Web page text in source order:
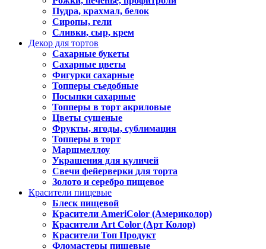
Пудра, крахмал, белок
Сиропы, гели
Сливки, сыр, крем
Декор для тортов
Сахарные букеты
Сахарные цветы
Фигурки сахарные
Топперы съедобные
Посыпки сахарные
Топперы в торт акриловые
Цветы сушеные
Фрукты, ягоды, сублимация
Топперы в торт
Маршмеллоу
Украшения для куличей
Свечи фейерверки для торта
Золото и серебро пищевое
Красители пищевые
Блеск пищевой
Красители AmeriColor (Америколор)
Красители Art Color (Арт Колор)
Красители Топ Продукт
Фломастеры пищевые